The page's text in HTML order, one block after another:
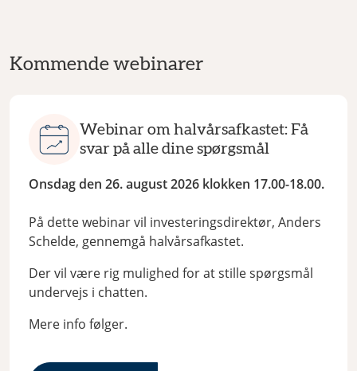
Kommende webinarer
Webinar om halvårsafkastet: Få
svar på alle dine spørgsmål
Onsdag den 26. august 2026 klokken 17.00-18.00.
På dette webinar vil investeringsdirektør, Anders
Schelde, gennemgå halvårsafkastet.
Der vil være rig mulighed for at stille spørgsmål
undervejs i chatten.
Mere info følger.